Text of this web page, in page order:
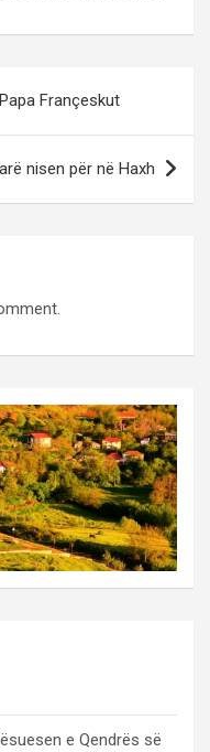
Françeskut
nisen për në Haxh
e Qendrës së